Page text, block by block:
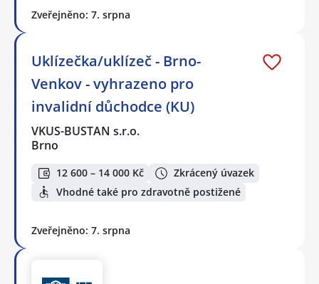
Zveřejněno: 7. srpna
Uklízečka/uklízeč - Brno-
Venkov - vyhrazeno pro
invalidní důchodce (KU)
VKUS-BUSTAN s.r.o.
Brno
12 600 – 14 000 Kč
Zkrácený úvazek
Vhodné také pro zdravotně postižené
Zveřejněno: 7. srpna